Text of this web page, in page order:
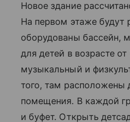
Новое здание
На первом этаже
оборудованы бассейн,
для детей в возрасте
музыкальный и
того, там расположены
помещения. В каждой
и буфет. Открыть